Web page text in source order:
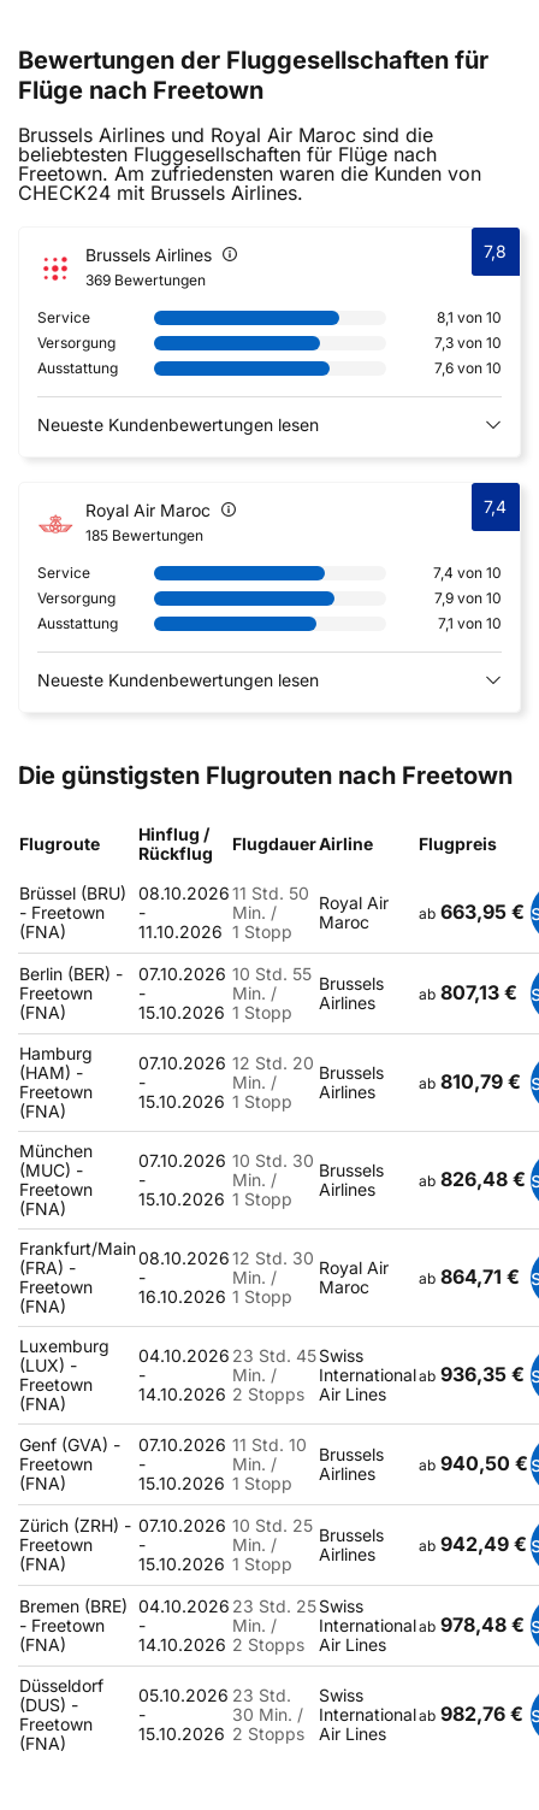
Bewertungen der Fluggesellschaften für
Flüge nach Freetown
Brussels Airlines und Royal Air Maroc sind die
beliebtesten Fluggesellschaften für Flüge nach
Freetown. Am zufriedensten waren die Kunden von
CHECK24 mit Brussels Airlines.
Brussels Airlines
369 Bewertungen
7,8
Service
8,1 von 10
Versorgung
7,3 von 10
Ausstattung
7,6 von 10
Neueste Kundenbewertungen lesen
Royal Air Maroc
185 Bewertungen
7,4
Service
7,4 von 10
Versorgung
7,9 von 10
Ausstattung
7,1 von 10
Neueste Kundenbewertungen lesen
Die günstigsten Flugrouten nach Freetown
Flugroute
Hinflug /
Rückflug
FlugdauerAirline Flugpreis
Brüssel (BRU)
- Freetown
(FNA)
08.10.2026
-
11.10.2026
11 Std. 50
Min. /
1 Stopp
Royal Air
Maroc
ab 663,95 €
Berlin (BER) -
Freetown
(FNA)
07.10.2026
-
15.10.2026
10 Std. 55
Min. /
1 Stopp
Brussels
Airlines
ab 807,13 €
Hamburg
(HAM) -
Freetown
(FNA)
07.10.2026
-
15.10.2026
12 Std. 20
Min. /
1 Stopp
Brussels
Airlines
ab 810,79 €
München
(MUC) -
Freetown
(FNA)
07.10.2026
-
15.10.2026
10 Std. 30
Min. /
1 Stopp
Brussels
Airlines
ab 826,48 €
Frankfurt/Main
(FRA) -
Freetown
(FNA)
08.10.2026
-
16.10.2026
12 Std. 30
Min. /
1 Stopp
Royal Air
Maroc
ab 864,71 €
Luxemburg
(LUX) -
Freetown
(FNA)
04.10.2026
-
14.10.2026
23 Std. 45
Min. /
2 Stopps
Swiss
International
Air Lines
ab 936,35 €
Genf (GVA) -
Freetown
(FNA)
07.10.2026
-
15.10.2026
11 Std. 10
Min. /
1 Stopp
Brussels
Airlines
ab 940,50 €
Zürich (ZRH) -
Freetown
(FNA)
07.10.2026
-
15.10.2026
10 Std. 25
Min. /
1 Stopp
Brussels
Airlines
ab 942,49 €
Bremen (BRE)
- Freetown
(FNA)
04.10.2026
-
14.10.2026
23 Std. 25
Min. /
2 Stopps
Swiss
International
Air Lines
ab 978,48 €
Düsseldorf
(DUS) -
Freetown
(FNA)
05.10.2026
-
15.10.2026
23 Std.
30 Min. /
2 Stopps
Swiss
International
Air Lines
ab 982,76 €